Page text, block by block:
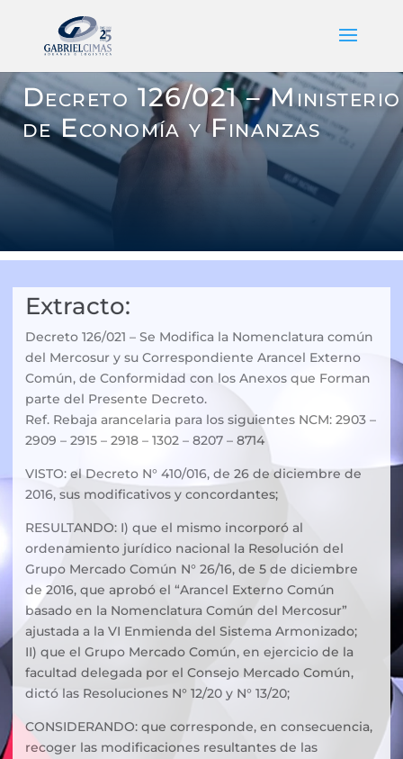
Decreto 126/021 – Ministerio
de Economía y Finanzas
Extracto:
Decreto 126/021 – Se Modifica la Nomenclatura común
del Mercosur y su Correspondiente Arancel Externo
Común, de Conformidad con los Anexos que Forman
parte del Presente Decreto.
Ref. Rebaja arancelaria para los siguientes NCM: 2903 –
2909 – 2915 – 2918 – 1302 – 8207 – 8714
VISTO: el Decreto N° 410/016, de 26 de diciembre de
2016, sus modificativos y concordantes;
RESULTANDO: I) que el mismo incorporó al
ordenamiento jurídico nacional la Resolución del
Grupo Mercado Común N° 26/16, de 5 de diciembre
de 2016, que aprobó el “Arancel Externo Común
basado en la Nomenclatura Común del Mercosur”
ajustada a la VI Enmienda del Sistema Armonizado;
II) que el Grupo Mercado Común, en ejercicio de la
facultad delegada por el Consejo Mercado Común,
dictó las Resoluciones N° 12/20 y N° 13/20;
CONSIDERANDO: que corresponde, en consecuencia,
recoger las modificaciones resultantes de las